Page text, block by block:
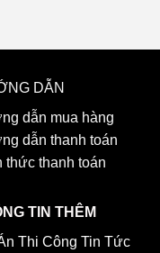
DẪN
dẫn mua hàng
dẫn thanh toán
thức thanh toán
TIN THÊM
Thi Công Tin Tức